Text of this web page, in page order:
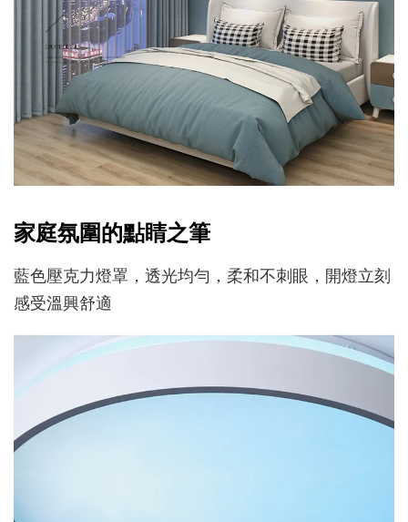
家庭氛圍的點睛之筆
藍色壓克力燈罩，透光均勻，柔和不刺眼，開燈立刻
感受溫興舒適